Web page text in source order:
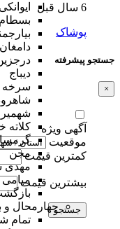
ایوانکی
بسطام
دامغان
دیباج
سرخه
کلاته
مجن
مهدی
میامی
چهارمحال و
تمام
6 سال قبل
پوشاک
جستجو پیشرفته
×
آگهی ویژه
موقعیت
کمترین قیمت
بیشترین قیمت
جستجو